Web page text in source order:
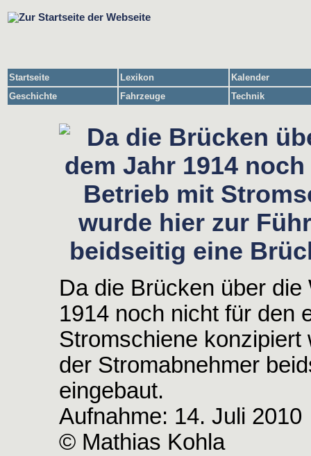
Startseite Lexikon
Kalender
Geschichte
Fahrzeuge Technik
Da die Brücken über
1914 noch nicht für den
Stromschiene
der Stromabnehmer
eingebaut.
Aufnahme: 14. Juli 2010
© Mathias Kohla